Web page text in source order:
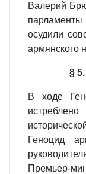
Валерий
осудили
армянского
§
В ходе
Геноцид